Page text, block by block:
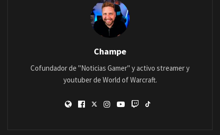
Champe
Cofundador de "Noticias Gamer" y activo streamer y
youtuber de World of Warcraft.